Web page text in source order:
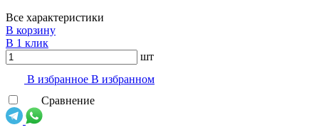
Все характеристики
В корзину
В 1 клик
шт
В избранноe В избранном
Сравнение